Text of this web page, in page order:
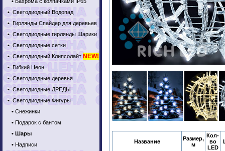
•Светодиодный Водопад
•Гирлянды Спайдер для деревьев
•Светодиодные гирлянды Шарики
•Светодиодные сетки
•Светодиодный Клипсолайт NEW!
•Гибкий Неон
•Светодиодные деревья
•Светодиодные ДРЕДЫ
•Светодиодные Фигуры
• Снежинки
• Подарок с бантом
• Шары
• Надписи
Название
Размер,
м
Кол-
во
LED